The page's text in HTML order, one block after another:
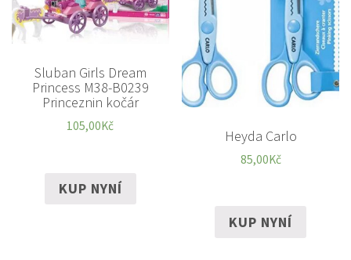
Sluban Girls Dream
Princess M38-B0239
Princeznin kočár
105,00Kč
KUP NYNÍ
Heyda Carlo
85,00Kč
KUP NYNÍ